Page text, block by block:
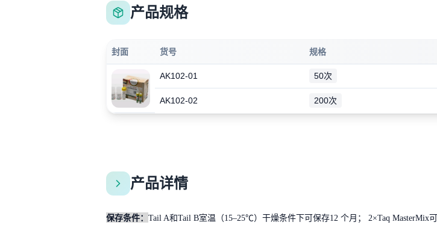
产品规格
封面 货号 规格
AK102-01 50次
AK102-02
200次
产品详情
保存条件： Tail A和Tail B室温（15–25℃）干燥条件下可保存12 个月； 2×Taq MasterMix可